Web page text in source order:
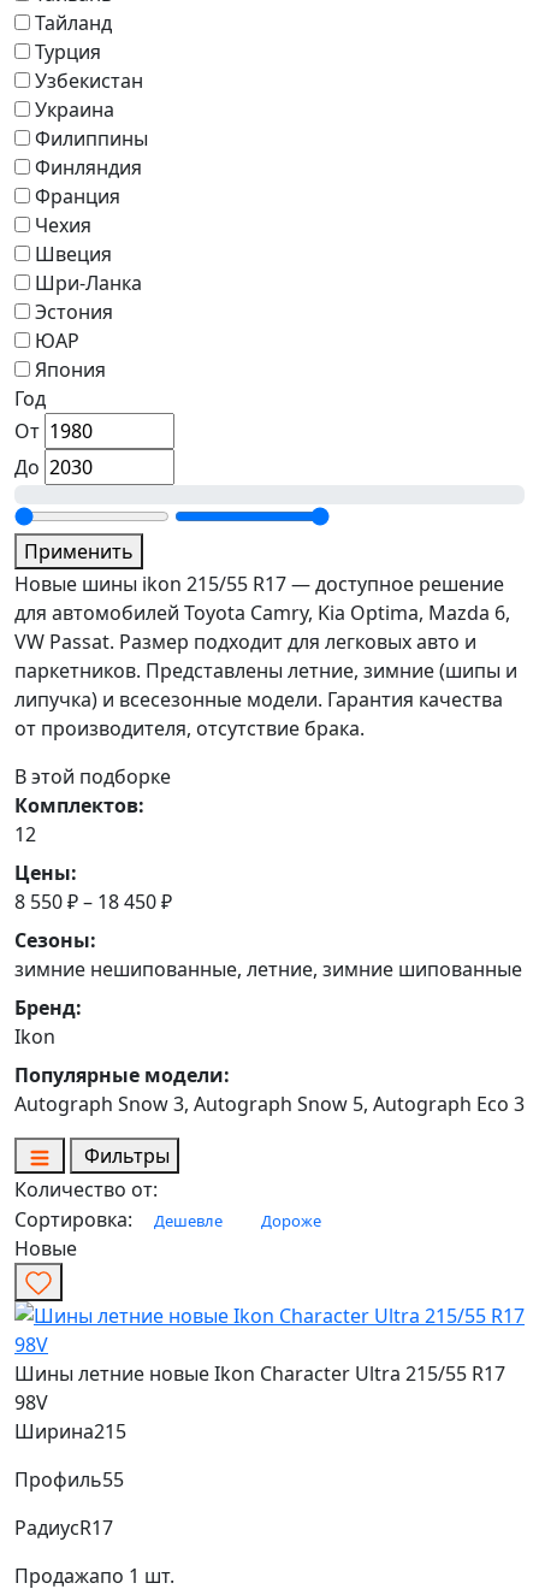
Тайланд
Турция
Узбекистан
Украина
Филиппины
Финляндия
Франция
Чехия
Швеция
Шри-Ланка
Эстония
ЮАР
Япония
Год
От
До
Применить
Новые шины ikon 215/55 R17 — доступное решение
для автомобилей Toyota Camry, Kia Optima, Mazda 6,
VW Passat. Размер подходит для легковых авто и
паркетников. Представлены летние, зимние (шипы и
липучка) и всесезонные модели. Гарантия качества
от производителя, отсутствие брака.
В этой подборке
Комплектов:
12
Цены:
8 550 ₽ – 18 450 ₽
Сезоны:
зимние нешипованные, летние, зимние шипованные
Бренд:
Ikon
Популярные модели:
Autograph Snow 3, Autograph Snow 5, Autograph Eco 3
Фильтры
Количество от:
Сортировка:
Дешевле Дороже
Новые
Шины летние новые Ikon Character Ultra 215/55 R17
98V
Ширина215
Профиль55
РадиусR17
Продажапо 1 шт.